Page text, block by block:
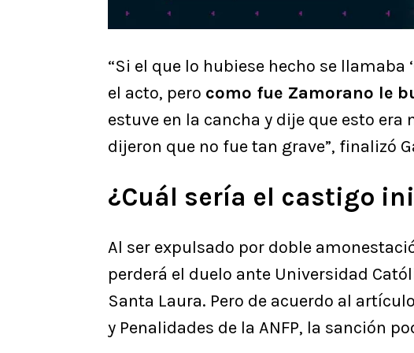
“Si el que lo hubiese hecho se llamaba
el acto, pero como fue Zamorano le
estuve en la cancha y dije que esto era
dijeron que no fue tan grave”, finalizó
¿Cuál sería el castigo
Al ser expulsado por doble
perderá el duelo ante Universidad
Santa Laura. Pero de acuerdo al
y Penalidades de la ANFP, la sanción